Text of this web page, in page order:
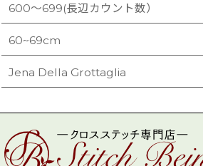
600〜699(長辺カウント数）
60~69cm
Jena Della Grottaglia